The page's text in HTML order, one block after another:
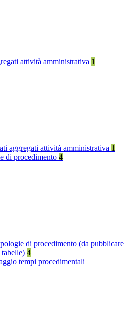
attività amministrativa 1
aggregati attività amministrativa 1
di procedimento 4
di procedimento (da pubblicare
tabelle) 4
tempi procedimentali